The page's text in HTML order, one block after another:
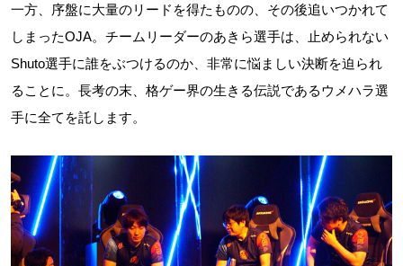
一方、序盤に大量のリードを得たものの、その後追いつかれて
しまったOJA。チームリーダーのあきら選手は、止められない
Shuto選手に誰をぶつけるのか、非常に悩ましい決断を迫られ
ることに。長考の末、格ゲー界の生きる伝説であるウメハラ選
手に全てを託します。